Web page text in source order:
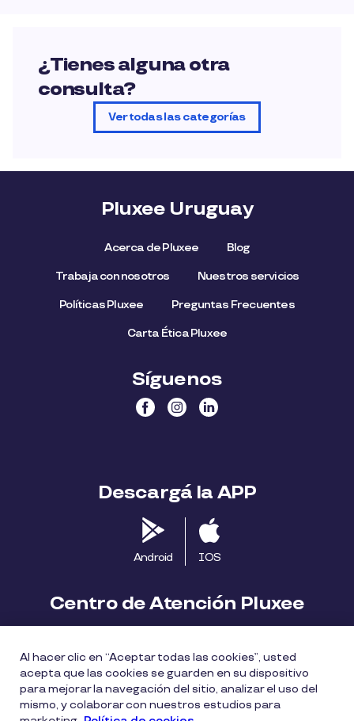
¿Tienes alguna otra
consulta?
Ver todas las categorías
Pluxee Uruguay
Acerca de Pluxee Blog
Trabaja con nosotros Nuestros servicios
Políticas Pluxee Preguntas Frecuentes
Carta Ética Pluxee
Síguenos
Descargá la APP
Android IOS
Centro de Atención Pluxee
consumidores.uy@pluxeegroup.com
Centro de reclamos
Al hacer clic en “Aceptar todas las cookies”, usted
acepta que las cookies se guarden en su dispositivo
para mejorar la navegación del sitio, analizar el uso del
mismo, y colaborar con nuestros estudios para